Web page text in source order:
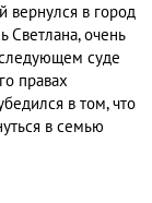
вернулся в город
Светлана, очень
суде
правах
в том, что
в семью